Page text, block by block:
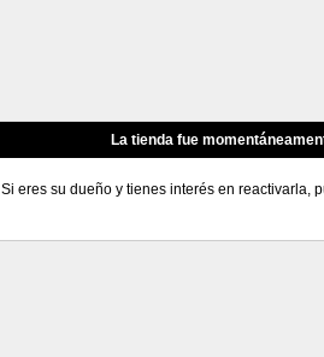
La tienda fue
Si eres su dueño y tienes interés en reactivarla,